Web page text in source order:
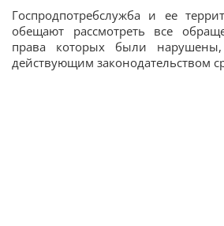
Госпродпотребслужба и ее
обещают рассмотреть все
права которых были
действующим законодательством